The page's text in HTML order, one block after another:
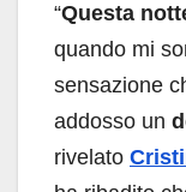
“Questa
quando mi
sensazione
addosso un
rivelato